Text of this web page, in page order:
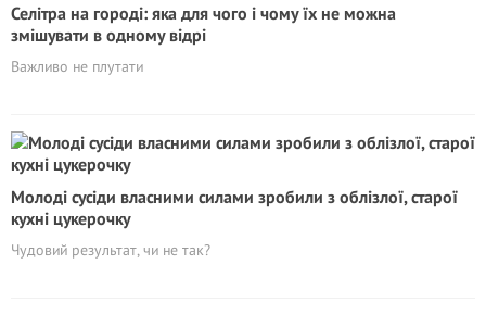
Селітра на городі: яка для чого і чому їх не можна
змішувати в одному відрі
Важливо не плутати
Молоді сусіди власними силами зробили з облізлої, старої
кухні цукерочку
Чудовий результат, чи не так?